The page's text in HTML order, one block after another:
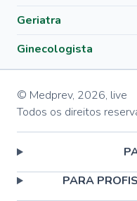
Geriatra
Ginecologista
© Medprev, 2026, live
Todos os direitos
PARA